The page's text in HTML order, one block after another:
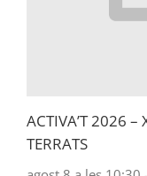
ACTIVA’T 2026 –
TERRATS